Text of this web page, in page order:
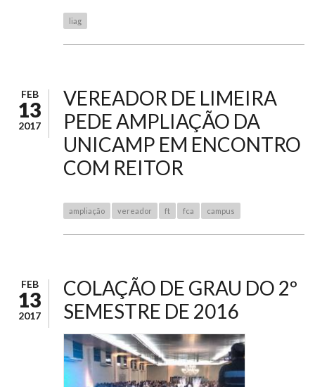
liag
FEB
13
2017
VEREADOR DE LIMEIRA
PEDE AMPLIAÇÃO DA
UNICAMP EM ENCONTRO
COM REITOR
ampliação vereador ft fca campus
FEB
13
2017
COLAÇÃO DE GRAU DO 2º
SEMESTRE DE 2016